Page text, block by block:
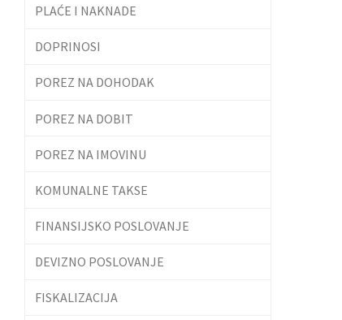
PLAĆE I NAKNADE
DOPRINOSI
POREZ NA DOHODAK
POREZ NA DOBIT
POREZ NA IMOVINU
KOMUNALNE TAKSE
FINANSIJSKO POSLOVANJE
DEVIZNO POSLOVANJE
FISKALIZACIJA